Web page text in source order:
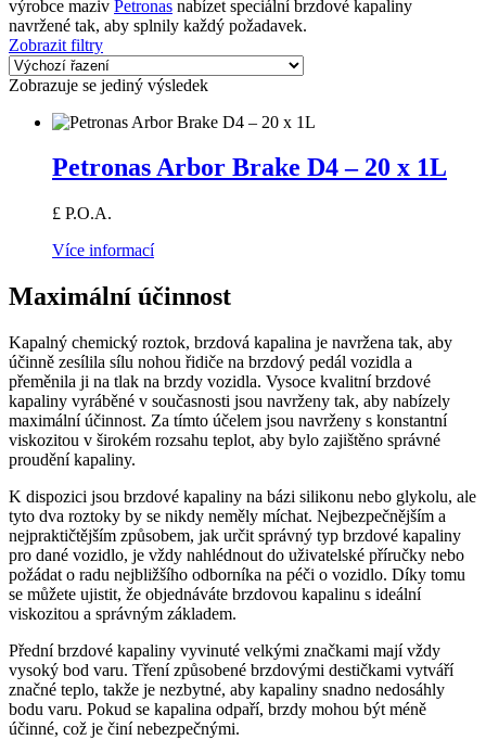
výrobce maziv Petronas nabízet speciální brzdové kapaliny
navržené tak, aby splnily každý požadavek.
Zobrazit filtry
Zobrazuje se jediný výsledek
Petronas Arbor Brake D4 – 20 x 1L
£ P.O.A.
Více informací
Maximální účinnost
Kapalný chemický roztok, brzdová kapalina je navržena tak, aby
účinně zesílila sílu nohou řidiče na brzdový pedál vozidla a
přeměnila ji na tlak na brzdy vozidla. Vysoce kvalitní brzdové
kapaliny vyráběné v současnosti jsou navrženy tak, aby nabízely
maximální účinnost. Za tímto účelem jsou navrženy s konstantní
viskozitou v širokém rozsahu teplot, aby bylo zajištěno správné
proudění kapaliny.
K dispozici jsou brzdové kapaliny na bázi silikonu nebo glykolu, ale
tyto dva roztoky by se nikdy neměly míchat. Nejbezpečnějším a
nejpraktičtějším způsobem, jak určit správný typ brzdové kapaliny
pro dané vozidlo, je vždy nahlédnout do uživatelské příručky nebo
požádat o radu nejbližšího odborníka na péči o vozidlo. Díky tomu
se můžete ujistit, že objednáváte brzdovou kapalinu s ideální
viskozitou a správným základem.
Přední brzdové kapaliny vyvinuté velkými značkami mají vždy
vysoký bod varu. Tření způsobené brzdovými destičkami vytváří
značné teplo, takže je nezbytné, aby kapaliny snadno nedosáhly
bodu varu. Pokud se kapalina odpaří, brzdy mohou být méně
účinné, což je činí nebezpečnými.